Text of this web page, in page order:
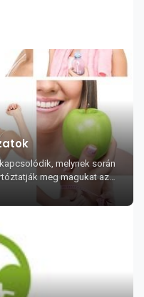
melynek során
meg magukat az